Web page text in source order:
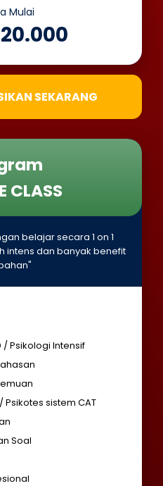
Mulai
SEKARANG
CLASS
belajar secara 1 on 1
intens dan banyak benefit
/ Psikologi Intensif
Psikotes sistem CAT
Soal